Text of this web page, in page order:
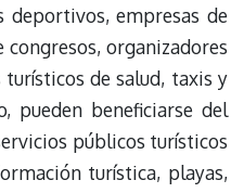
deportivos, empresas de
organizadores
de salud, taxis y
pueden beneficiarse del
públicos turísticos
turística, playas,